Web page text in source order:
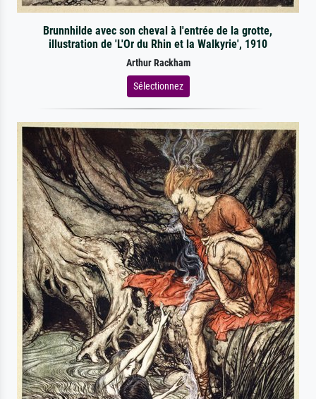
Brunnhilde avec son cheval à l'entrée de la grotte,
illustration de 'L'Or du Rhin et la Walkyrie', 1910
Arthur Rackham
Sélectionnez